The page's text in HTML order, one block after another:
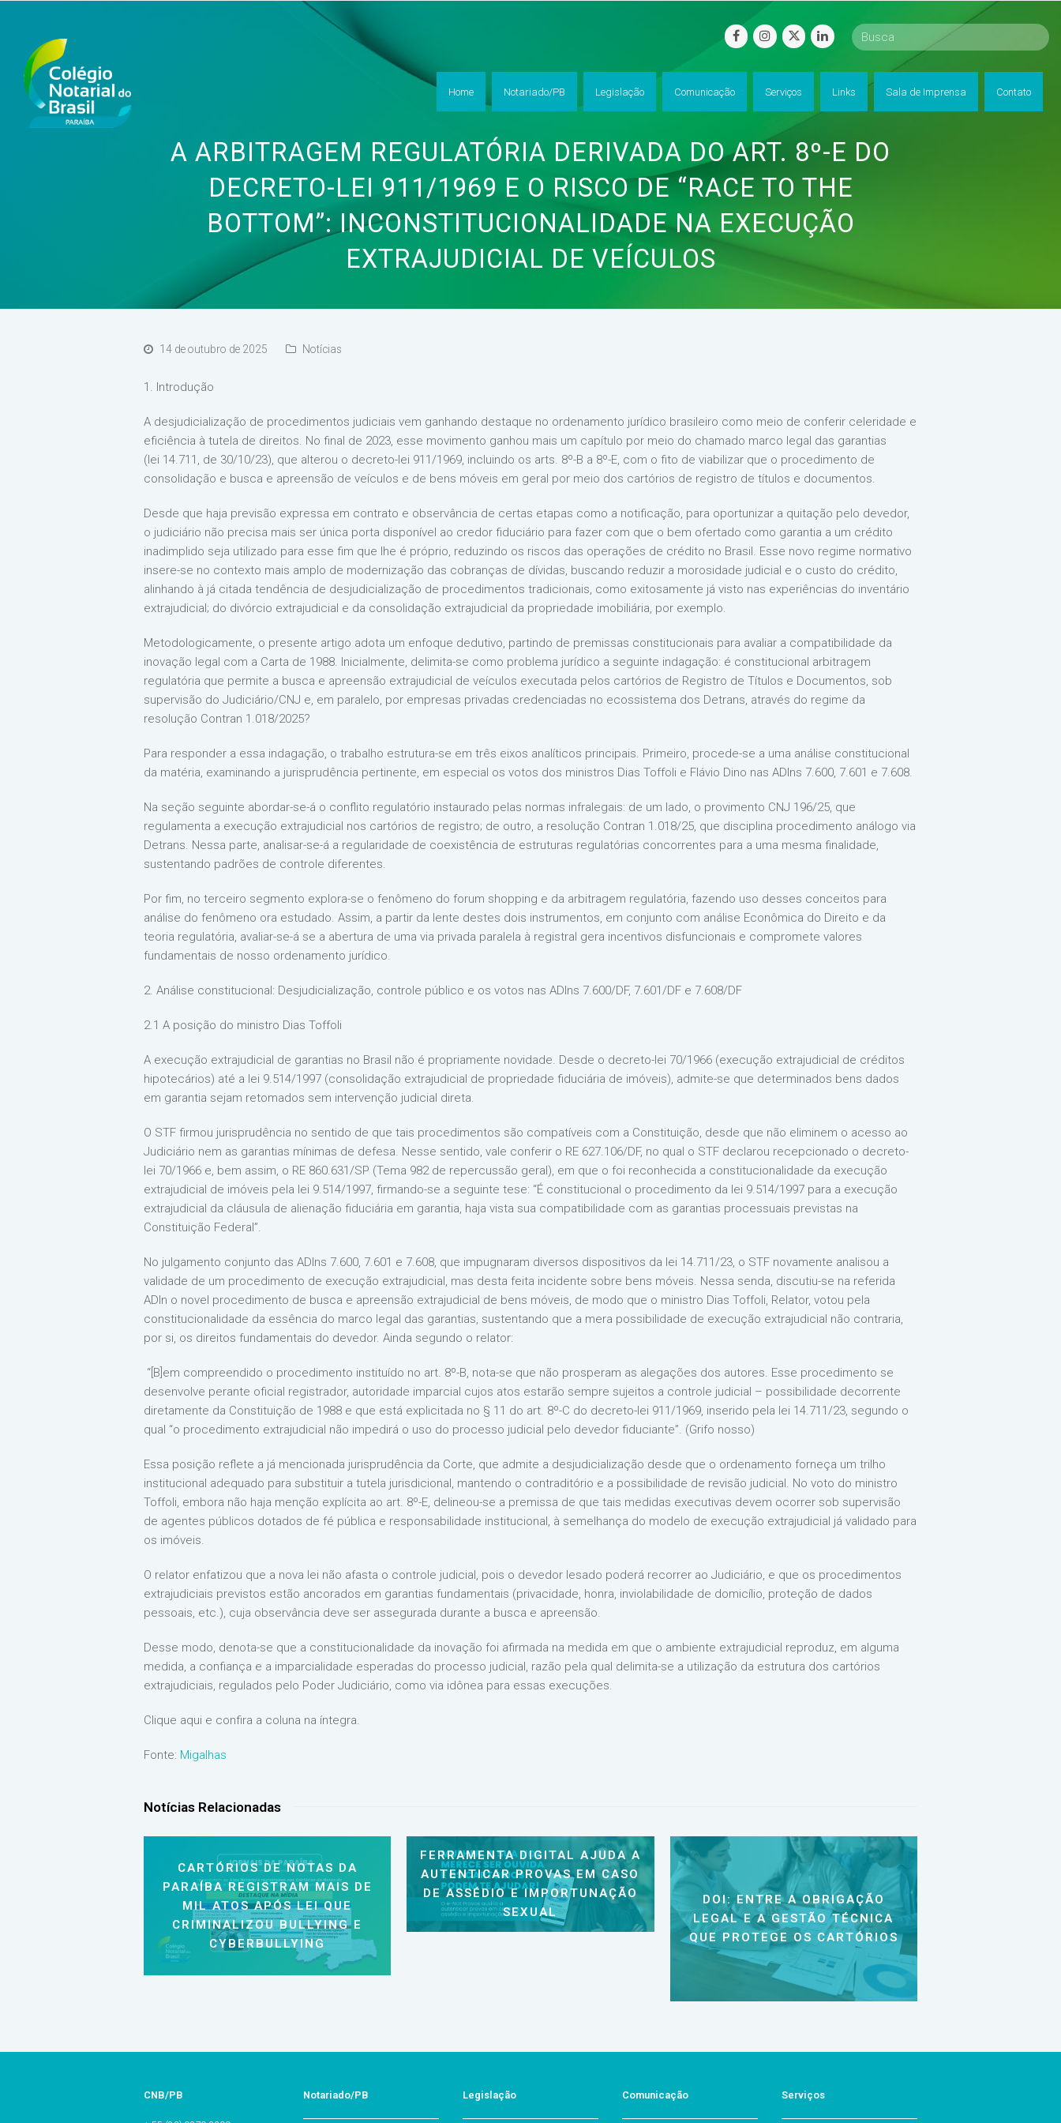
facebookinstagram
twitterlinkedin
Home Notariado/PB Legislação Comunicação Serviços Links Sala de Imprensa Contato
A ARBITRAGEM REGULATÓRIA DERIVADA DO ART. 8º-E DO
DECRETO-LEI 911/1969 E O RISCO DE “RACE TO THE
BOTTOM”: INCONSTITUCIONALIDADE NA EXECUÇÃO
EXTRAJUDICIAL DE VEÍCULOS
14 de outubro de 2025 Notícias
1. Introdução
A desjudicialização de procedimentos judiciais vem ganhando destaque no ordenamento jurídico brasileiro como meio de conferir celeridade e
eficiência à tutela de direitos. No final de 2023, esse movimento ganhou mais um capítulo por meio do chamado marco legal das garantias
(lei 14.711, de 30/10/23), que alterou o decreto-lei 911/1969, incluindo os arts. 8º-B a 8º-E, com o fito de viabilizar que o procedimento de
consolidação e busca e apreensão de veículos e de bens móveis em geral por meio dos cartórios de registro de títulos e documentos.
Desde que haja previsão expressa em contrato e observância de certas etapas como a notificação, para oportunizar a quitação pelo devedor,
o judiciário não precisa mais ser única porta disponível ao credor fiduciário para fazer com que o bem ofertado como garantia a um crédito
inadimplido seja utilizado para esse fim que lhe é próprio, reduzindo os riscos das operações de crédito no Brasil. Esse novo regime normativo
insere-se no contexto mais amplo de modernização das cobranças de dívidas, buscando reduzir a morosidade judicial e o custo do crédito,
alinhando à já citada tendência de desjudicialização de procedimentos tradicionais, como exitosamente já visto nas experiências do inventário
extrajudicial; do divórcio extrajudicial e da consolidação extrajudicial da propriedade imobiliária, por exemplo.
Metodologicamente, o presente artigo adota um enfoque dedutivo, partindo de premissas constitucionais para avaliar a compatibilidade da
inovação legal com a Carta de 1988. Inicialmente, delimita-se como problema jurídico a seguinte indagação: é constitucional arbitragem
regulatória que permite a busca e apreensão extrajudicial de veículos executada pelos cartórios de Registro de Títulos e Documentos, sob
supervisão do Judiciário/CNJ e, em paralelo, por empresas privadas credenciadas no ecossistema dos Detrans, através do regime da
resolução Contran 1.018/2025?
Para responder a essa indagação, o trabalho estrutura-se em três eixos analíticos principais. Primeiro, procede-se a uma análise constitucional
da matéria, examinando a jurisprudência pertinente, em especial os votos dos ministros Dias Toffoli e Flávio Dino nas ADIns 7.600, 7.601 e 7.608.
Na seção seguinte abordar-se-á o conflito regulatório instaurado pelas normas infralegais: de um lado, o provimento CNJ 196/25, que
regulamenta a execução extrajudicial nos cartórios de registro; de outro, a resolução Contran 1.018/25, que disciplina procedimento análogo via
Detrans. Nessa parte, analisar-se-á a regularidade de coexistência de estruturas regulatórias concorrentes para a uma mesma finalidade,
sustentando padrões de controle diferentes.
Por fim, no terceiro segmento explora-se o fenômeno do forum shopping e da arbitragem regulatória, fazendo uso desses conceitos para
análise do fenômeno ora estudado. Assim, a partir da lente destes dois instrumentos, em conjunto com análise Econômica do Direito e da
teoria regulatória, avaliar-se-á se a abertura de uma via privada paralela à registral gera incentivos disfuncionais e compromete valores
fundamentais de nosso ordenamento jurídico.
2. Análise constitucional: Desjudicialização, controle público e os votos nas ADIns 7.600/DF, 7.601/DF e 7.608/DF
2.1 A posição do ministro Dias Toffoli
A execução extrajudicial de garantias no Brasil não é propriamente novidade. Desde o decreto-lei 70/1966 (execução extrajudicial de créditos
hipotecários) até a lei 9.514/1997 (consolidação extrajudicial de propriedade fiduciária de imóveis), admite-se que determinados bens dados
em garantia sejam retomados sem intervenção judicial direta.
O STF firmou jurisprudência no sentido de que tais procedimentos são compatíveis com a Constituição, desde que não eliminem o acesso ao
Judiciário nem as garantias mínimas de defesa. Nesse sentido, vale conferir o RE 627.106/DF, no qual o STF declarou recepcionado o decreto-
lei 70/1966 e, bem assim, o RE 860.631/SP (Tema 982 de repercussão geral), em que o foi reconhecida a constitucionalidade da execução
extrajudicial de imóveis pela lei 9.514/1997, firmando-se a seguinte tese: “É constitucional o procedimento da lei 9.514/1997 para a execução
extrajudicial da cláusula de alienação fiduciária em garantia, haja vista sua compatibilidade com as garantias processuais previstas na
Constituição Federal”.
No julgamento conjunto das ADIns 7.600, 7.601 e 7.608, que impugnaram diversos dispositivos da lei 14.711/23, o STF novamente analisou a
validade de um procedimento de execução extrajudicial, mas desta feita incidente sobre bens móveis. Nessa senda, discutiu-se na referida
ADIn o novel procedimento de busca e apreensão extrajudicial de bens móveis, de modo que o ministro Dias Toffoli, Relator, votou pela
constitucionalidade da essência do marco legal das garantias, sustentando que a mera possibilidade de execução extrajudicial não contraria,
por si, os direitos fundamentais do devedor. Ainda segundo o relator:
“[B]em compreendido o procedimento instituído no art. 8º-B, nota-se que não prosperam as alegações dos autores. Esse procedimento se
desenvolve perante oficial registrador, autoridade imparcial cujos atos estarão sempre sujeitos a controle judicial – possibilidade decorrente
diretamente da Constituição de 1988 e que está explicitada no § 11 do art. 8º-C do decreto-lei 911/1969, inserido pela lei 14.711/23, segundo o
qual “o procedimento extrajudicial não impedirá o uso do processo judicial pelo devedor fiduciante”. (Grifo nosso)
Essa posição reflete a já mencionada jurisprudência da Corte, que admite a desjudicialização desde que o ordenamento forneça um trilho
institucional adequado para substituir a tutela jurisdicional, mantendo o contraditório e a possibilidade de revisão judicial. No voto do ministro
Toffoli, embora não haja menção explícita ao art. 8º-E, delineou-se a premissa de que tais medidas executivas devem ocorrer sob supervisão
de agentes públicos dotados de fé pública e responsabilidade institucional, à semelhança do modelo de execução extrajudicial já validado para
os imóveis.
O relator enfatizou que a nova lei não afasta o controle judicial, pois o devedor lesado poderá recorrer ao Judiciário, e que os procedimentos
extrajudiciais previstos estão ancorados em garantias fundamentais (privacidade, honra, inviolabilidade de domicílio, proteção de dados
pessoais, etc.), cuja observância deve ser assegurada durante a busca e apreensão.
Desse modo, denota-se que a constitucionalidade da inovação foi afirmada na medida em que o ambiente extrajudicial reproduz, em alguma
medida, a confiança e a imparcialidade esperadas do processo judicial, razão pela qual delimita-se a utilização da estrutura dos cartórios
extrajudiciais, regulados pelo Poder Judiciário, como via idônea para essas execuções.
Clique aqui e confira a coluna na íntegra.
Fonte: Migalhas
Notícias Relacionadas
CARTÓRIOS DE NOTAS DA
PARAÍBA REGISTRAM MAIS DE
MIL ATOS APÓS LEI QUE
CRIMINALIZOU BULLYING E
CYBERBULLYING
FERRAMENTA DIGITAL AJUDA A
AUTENTICAR PROVAS EM CASO
DE ASSÉDIO E IMPORTUNAÇÃO
SEXUAL
DOI: ENTRE A OBRIGAÇÃO
LEGAL E A GESTÃO TÉCNICA
QUE PROTEGE OS CARTÓRIOS
CNB/PB Notariado/PB Legislação Comunicação Serviços